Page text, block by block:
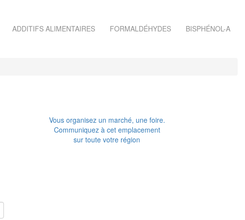
ADDITIFS ALIMENTAIRES FORMALDÉHYDES BISPHÉNOL-A
Vous organisez un marché, une foire.
Communiquez à cet emplacement
sur toute votre région